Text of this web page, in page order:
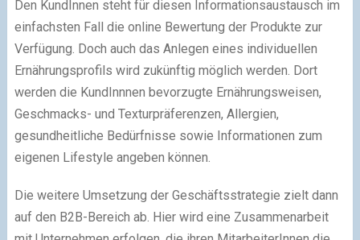
Den KundInnen steht für diesen Informationsaustausch im
einfachsten Fall die online Bewertung der Produkte zur
Verfügung. Doch auch das Anlegen eines individuellen
Ernährungsprofils wird zukünftig möglich werden. Dort
werden die KundInnnen bevorzugte Ernährungsweisen,
Geschmacks- und Texturpräferenzen, Allergien,
gesundheitliche Bedürfnisse sowie Informationen zum
eigenen Lifestyle angeben können.
Die weitere Umsetzung der Geschäftsstrategie zielt dann
auf den B2B-Bereich ab. Hier wird eine Zusammenarbeit